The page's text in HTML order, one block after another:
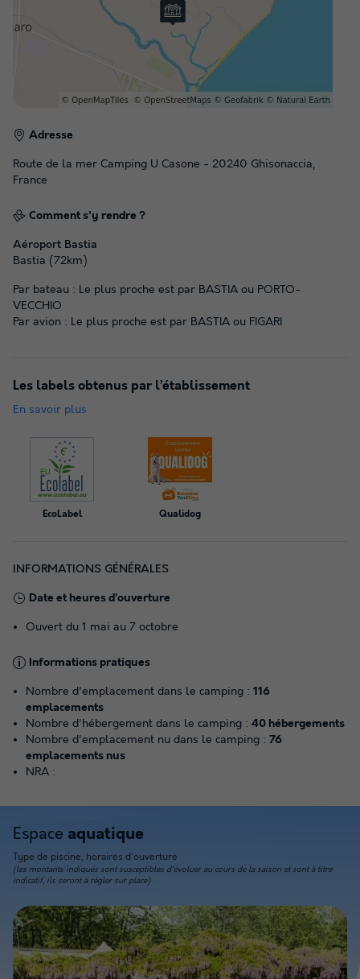
Adresse
Route de la mer Camping U Casone - 20240 Ghisonaccia,
France
Comment s'y rendre ?
Aéroport Bastia
Bastia (72km)
Par bateau : Le plus proche est par BASTIA ou PORTO-
VECCHIO
Par avion : Le plus proche est par BASTIA ou FIGARI
Les labels obtenus par l’établissement
En savoir plus
EcoLabel Qualidog
INFORMATIONS GÉNÉRALES
Date et heures d’ouverture
Ouvert du 1 mai au 7 octobre
Informations pratiques
Nombre d'emplacement dans le camping : 116
emplacements
Nombre d'hébergement dans le camping : 40 hébergements
Nombre d'emplacement nu dans le camping : 76
emplacements nus
NRA :
Espace aquatique
Type de piscine, horaires d'ouverture
(les montants indiqués sont susceptibles d'évoluer au cours de la saison et sont à titre
indicatif, ils seront à régler sur place)